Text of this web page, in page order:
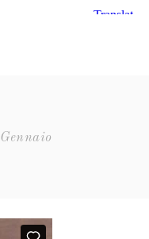
Gennaio